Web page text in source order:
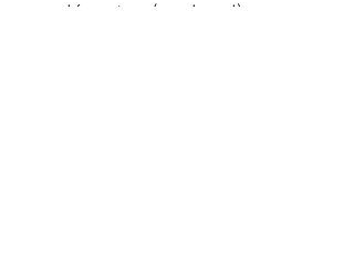
opción, etc... (opcional)